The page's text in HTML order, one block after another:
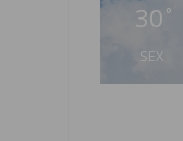
30 °
SEX